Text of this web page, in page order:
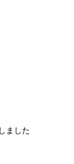
ました